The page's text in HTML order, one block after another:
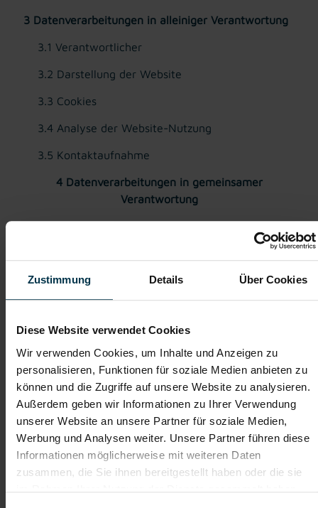
Zustimmung Details Über Cookies
Diese Website verwendet Cookies
Wir verwenden Cookies, um Inhalte und Anzeigen zu
personalisieren, Funktionen für soziale Medien anbieten zu
können und die Zugriffe auf unsere Website zu analysieren.
Außerdem geben wir Informationen zu Ihrer Verwendung
unserer Website an unsere Partner für soziale Medien,
Werbung und Analysen weiter. Unsere Partner führen diese
Informationen möglicherweise mit weiteren Daten
zusammen, die Sie ihnen bereitgestellt haben oder die sie
3 Datenverarbeitungen in alleiniger Verantwortung
3.1 Verantwortlicher
3.2 Darstellung der Website
3.3 Cookies
3.4 Analyse der Website-Nutzung
3.5 Kontaktaufnahme
4 Datenverarbeitungen in gemeinsamer
Verantwortung
4.1 Ausübung von Betroffenenrechte
4.3 Persönliches Benutzerprofil (Benutzerkonto)
1 Ihre Betroffenenrechte
2 Anlaufstelle für Betroffene
3 Datenverarbeitungen in alleiniger Verantwortung